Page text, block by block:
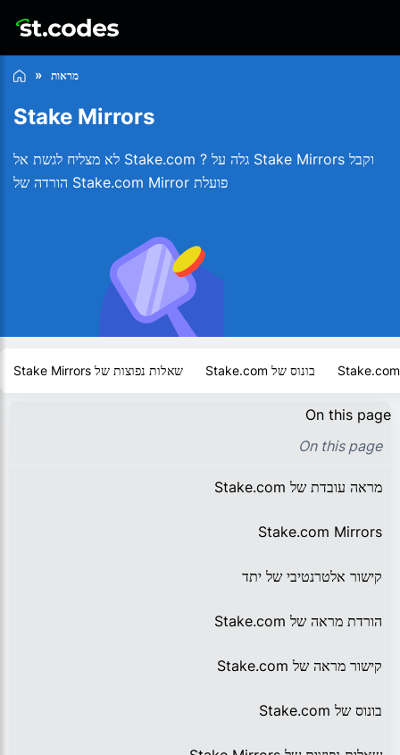
מראות
Stake Mirrors
לא מצליח לגשת אל Stake.com ? גלה על Stake Mirrors וקבל
הורדה של Stake.com Mirror פועלת
בונוס של Stake.com שאלות נפוצות של Stake Mirrors
On this page
On this page
מראה עובדת של Stake.com
Stake.com Mirrors
קישור אלטרנטיבי של יתד
הורדת מראה של Stake.com
קישור מראה של Stake.com
בונוס של Stake.com